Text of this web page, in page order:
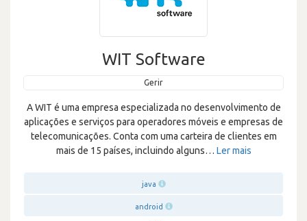
WIT Software
Gerir
A WIT é uma empresa especializada no desenvolvimento de
aplicações e serviços para operadores móveis e empresas de
telecomunicações. Conta com uma carteira de clientes em
mais de 15 países, incluindo alguns… Ler mais
java
android